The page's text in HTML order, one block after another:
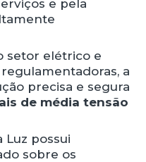
e pela
setor elétrico e
a
precisa e segura
de média tensão
Luz possui
sobre os